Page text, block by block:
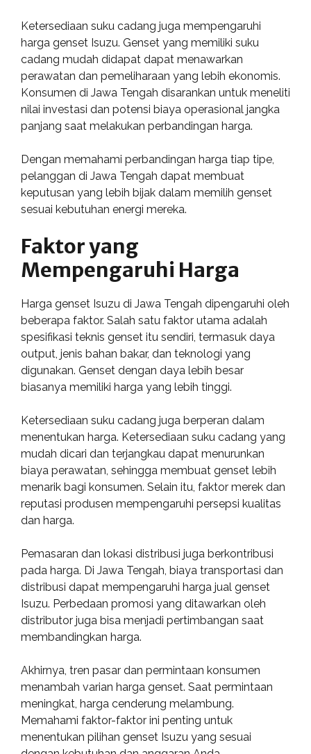
Ketersediaan suku cadang juga mempengaruhi
harga genset Isuzu. Genset yang memiliki suku
cadang mudah didapat dapat menawarkan
perawatan dan pemeliharaan yang lebih ekonomis.
Konsumen di Jawa Tengah disarankan untuk meneliti
nilai investasi dan potensi biaya operasional jangka
panjang saat melakukan perbandingan harga.
Dengan memahami perbandingan harga tiap tipe,
pelanggan di Jawa Tengah dapat membuat
keputusan yang lebih bijak dalam memilih genset
sesuai kebutuhan energi mereka.
Faktor yang
Mempengaruhi Harga
Harga genset Isuzu di Jawa Tengah dipengaruhi oleh
beberapa faktor. Salah satu faktor utama adalah
spesifikasi teknis genset itu sendiri, termasuk daya
output, jenis bahan bakar, dan teknologi yang
digunakan. Genset dengan daya lebih besar
biasanya memiliki harga yang lebih tinggi.
Ketersediaan suku cadang juga berperan dalam
menentukan harga. Ketersediaan suku cadang yang
mudah dicari dan terjangkau dapat menurunkan
biaya perawatan, sehingga membuat genset lebih
menarik bagi konsumen. Selain itu, faktor merek dan
reputasi produsen mempengaruhi persepsi kualitas
dan harga.
Pemasaran dan lokasi distribusi juga berkontribusi
pada harga. Di Jawa Tengah, biaya transportasi dan
distribusi dapat mempengaruhi harga jual genset
Isuzu. Perbedaan promosi yang ditawarkan oleh
distributor juga bisa menjadi pertimbangan saat
membandingkan harga.
Akhirnya, tren pasar dan permintaan konsumen
menambah varian harga genset. Saat permintaan
meningkat, harga cenderung melambung.
Memahami faktor-faktor ini penting untuk
menentukan pilihan genset Isuzu yang sesuai